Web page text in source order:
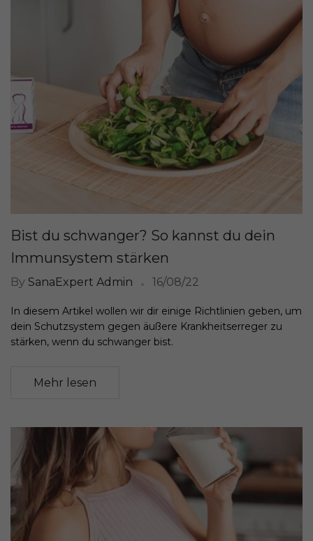
Bist du schwanger? So kannst du dein
Immunsystem stärken
By SanaExpert Admin 16/08/22
In diesem Artikel wollen wir dir einige Richtlinien geben, um
dein Schutzsystem gegen äußere Krankheitserreger zu
stärken, wenn du schwanger bist.
Mehr lesen